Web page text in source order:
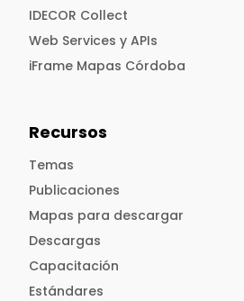
IDECOR Collect
Web Services y APIs
iFrame Mapas Córdoba
Recursos
Temas
Publicaciones
Mapas para descargar
Descargas
Capacitación
Estándares